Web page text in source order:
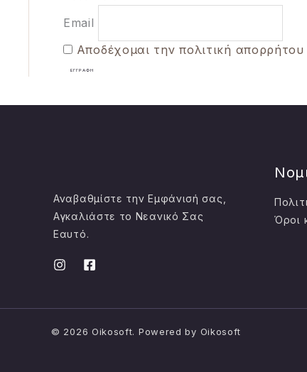
Email
Aποδέχομαι την πολιτική απορρήτου
Αναβαθμίστε την Εμφάνισή σας,
Αγκαλιάστε το Νεανικό Σας
Εαυτό.
Όροι
© 2026 Oikosoft. Powered by Oikosoft